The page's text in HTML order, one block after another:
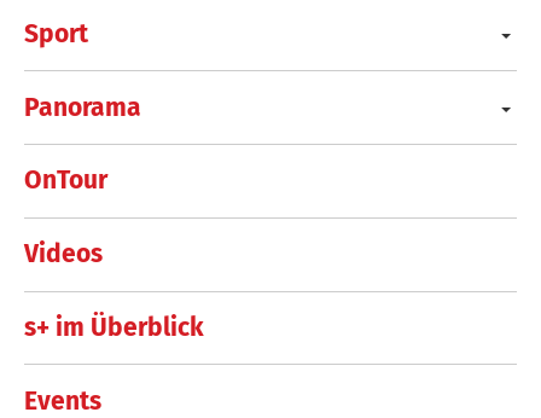
Sport
Panorama
OnTour
Videos
s+ im Überblick
Events